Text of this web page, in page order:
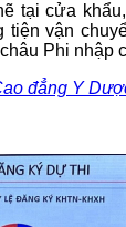
tại cửa
vận
Phi nhập
đẳng Y